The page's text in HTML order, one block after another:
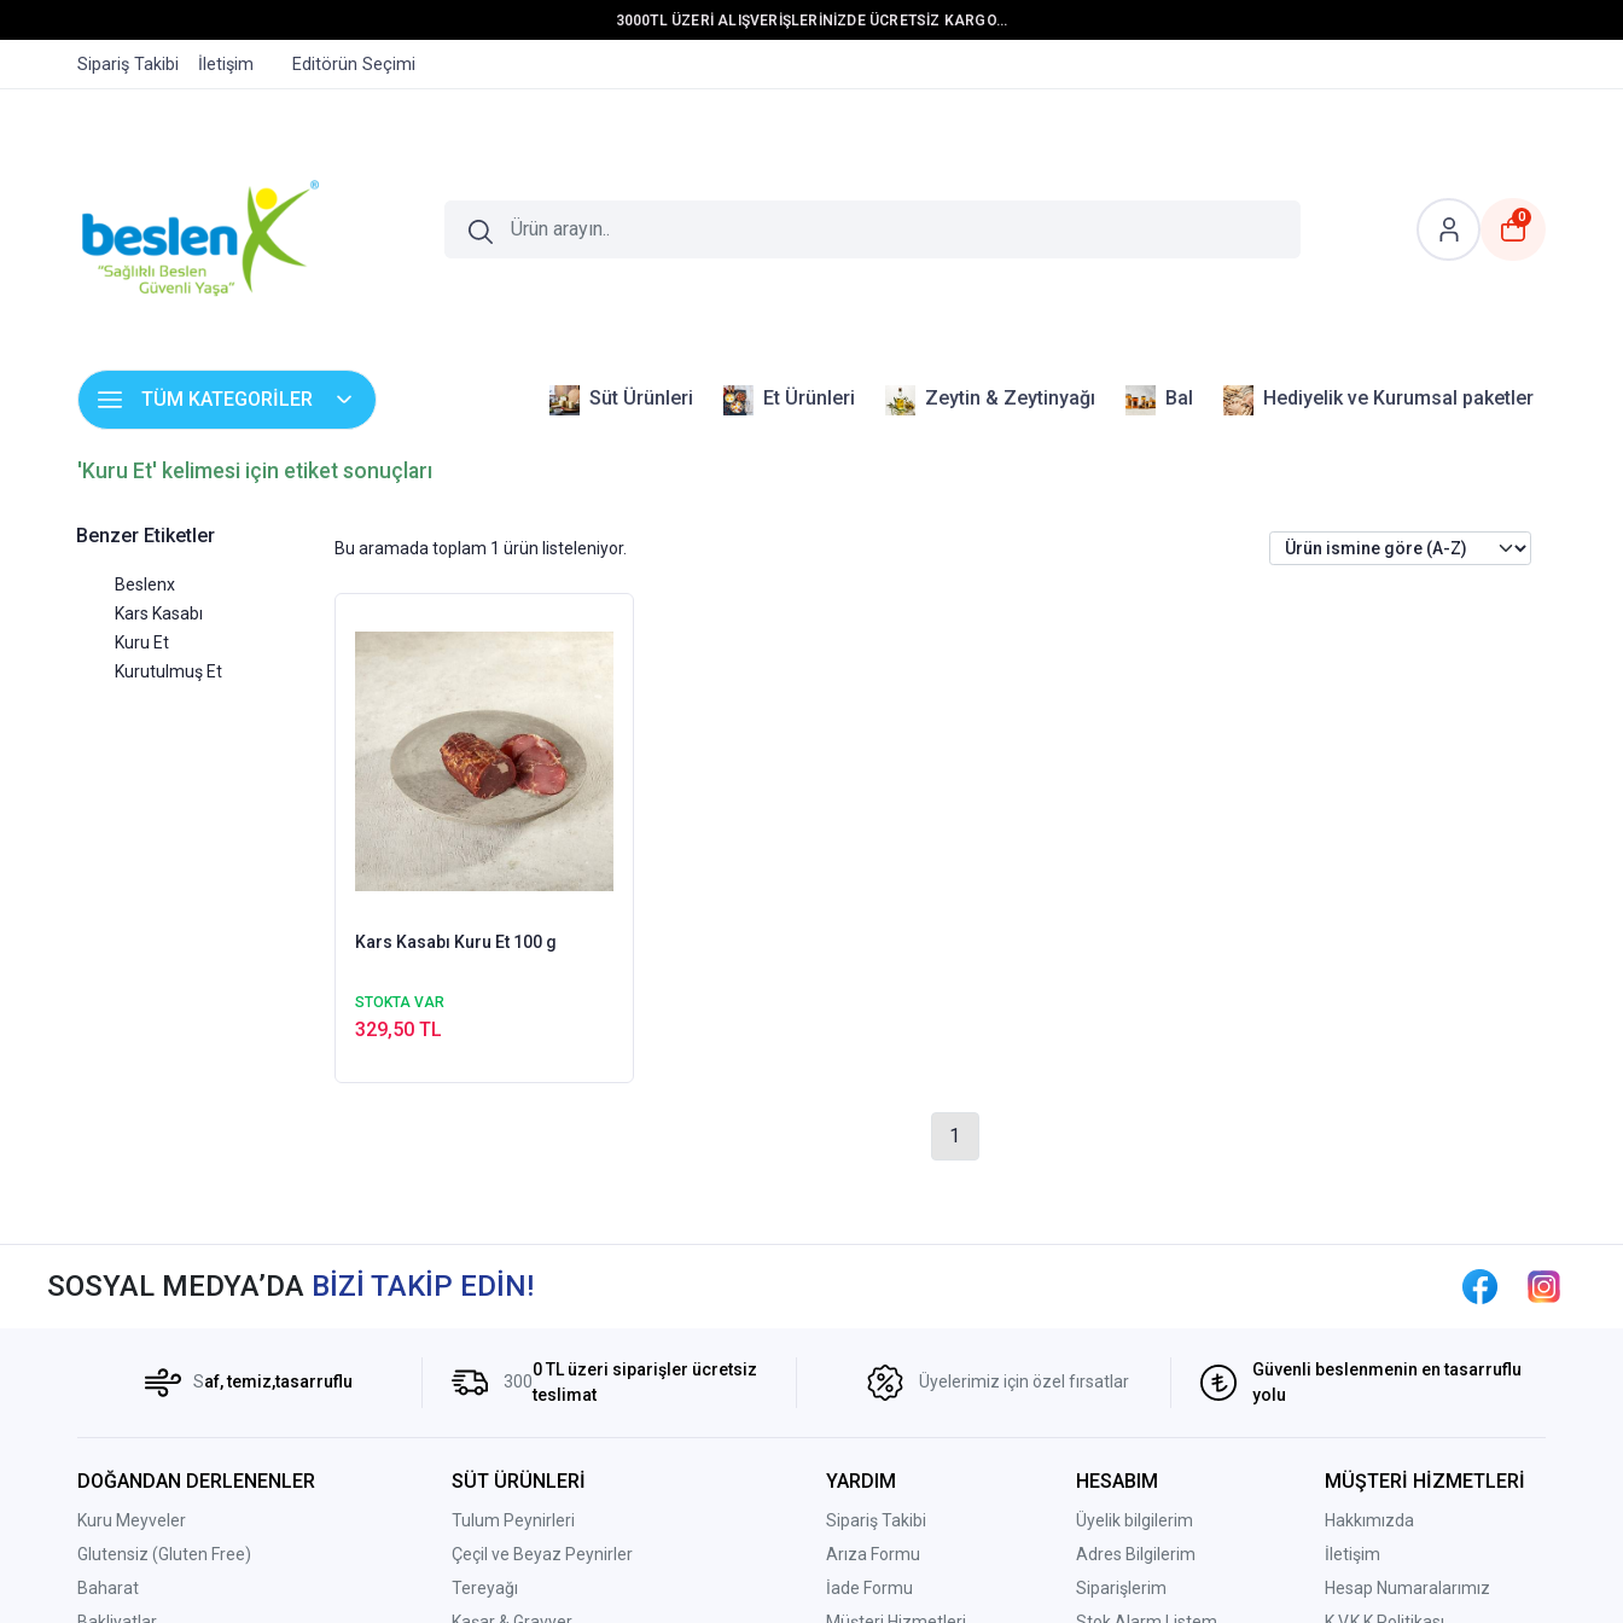
3000TL ÜZERİ ALIŞVERİŞLERİNİZDE ÜCRETSİZ KARGO...
Sipariş Takibi İletişim Editörün Seçimi
0
TÜM KATEGORİLER Süt Ürünleri Et Ürünleri Zeytin & Zeytinyağı Bal Hediyelik ve Kurumsal paketler
'Kuru Et' kelimesi için etiket sonuçları
Benzer Etiketler
Beslenx
Kars Kasabı
Kuru Et
Kurutulmuş Et
Bu aramada toplam 1 ürün listeleniyor.
Kars Kasabı Kuru Et 100 g
STOKTA VAR
329,50 TL
1
SOSYAL MEDYA’DA BİZİ TAKİP EDİN!
Saf, temiz,tasarruflu 300
0 TL üzeri siparişler ücretsiz
teslimat
Üyelerimiz için özel fırsatlar
Güvenli beslenmenin en tasarruflu
yolu
DOĞANDAN DERLENENLER
Kuru Meyveler
Glutensiz (Gluten Free)
Baharat
SÜT ÜRÜNLERİ
Tulum Peynirleri
Çeçil ve Beyaz Peynirler
Tereyağı
YARDIM
Sipariş Takibi
Arıza Formu
İade Formu
HESABIM
Üyelik bilgilerim
Adres Bilgilerim
Siparişlerim
MÜŞTERİ HİZMETLERİ
Hakkımızda
İletişim
Hesap Numaralarımız